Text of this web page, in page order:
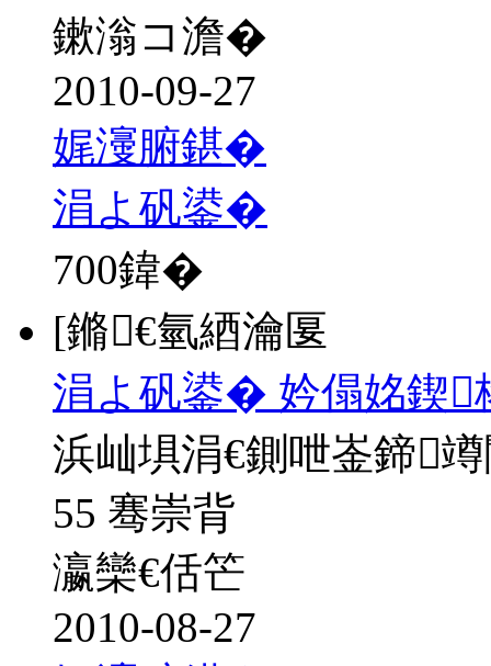
鏉滃コ澹�
2010-09-27
娓濅腑鍖�
涓よ矾鍙�
700鍏�
[鏅€氫綇瀹匽
涓よ矾鍙� 妗傝姳鍥
浜屾埧涓€鍘呭崟鍗
55 骞崇背
瀛欒€佸笀
2010-08-27